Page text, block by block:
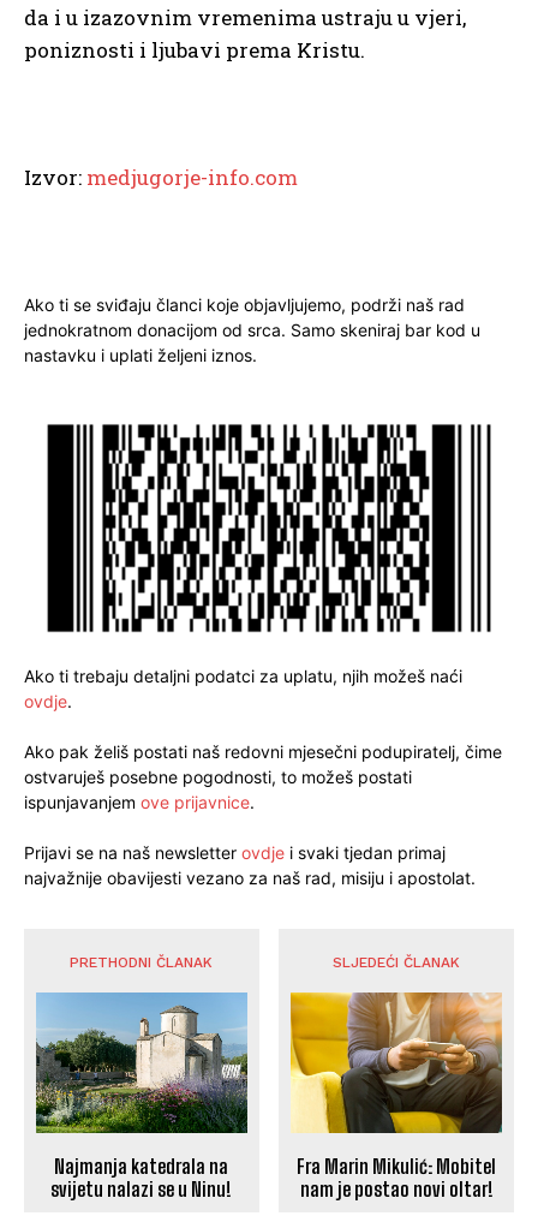
da i u izazovnim vremenima ustraju u vjeri,
poniznosti i ljubavi prema Kristu.
Izvor: medjugorje-info.com
Ako ti se sviđaju članci koje objavljujemo, podrži naš rad
jednokratnom donacijom od srca. Samo skeniraj bar kod u
nastavku i uplati željeni iznos.
Ako ti trebaju detaljni podatci za uplatu, njih možeš naći
ovdje.
Ako pak želiš postati naš redovni mjesečni podupiratelj, čime
ostvaruješ posebne pogodnosti, to možeš postati
ispunjavanjem ove prijavnice.
Prijavi se na naš newsletter ovdje i svaki tjedan primaj
najvažnije obavijesti vezano za naš rad, misiju i apostolat.
PRETHODNI ČLANAK
Najmanja katedrala na
svijetu nalazi se u Ninu!
SLJEDEĆI ČLANAK
Fra Marin Mikulić: Mobitel
nam je postao novi oltar!